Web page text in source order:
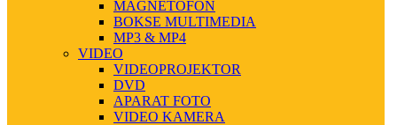
MAGNETOFON
BOKSE MULTIMEDIA
MP3 & MP4
VIDEO
VIDEOPROJEKTOR
DVD
APARAT FOTO
VIDEO KAMERA